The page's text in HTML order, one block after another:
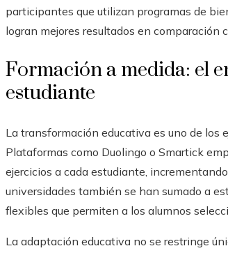
participantes que utilizan programas de
logran mejores resultados en comparación
Formación a medida: el
estudiante
La transformación educativa es uno de los
Plataformas como Duolingo o Smartick
ejercicios a cada estudiante,
universidades también se han sumado a
flexibles que permiten a los alumnos
La adaptación educativa no se restringe